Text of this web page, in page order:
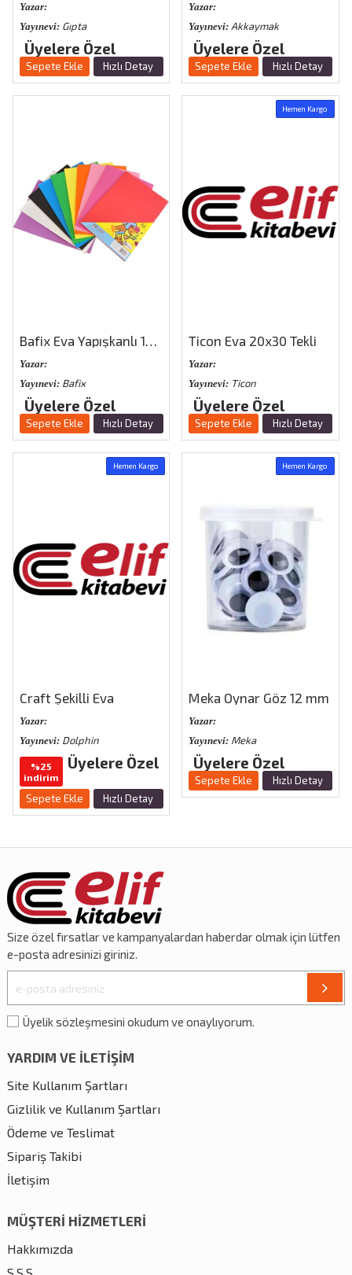
Yazar:
Yayınevi:Gıpta
Üyelere Özel
Sepete Ekle Hızlı Detay
Yazar:
Yayınevi:Akkaymak
Üyelere Özel
Sepete Ekle Hızlı Detay
Bafix Eva Yapışkanlı 10 Renk
Yazar:
Yayınevi:Bafix
Üyelere Özel
Sepete Ekle Hızlı Detay
Hemen Kargo
Ticon Eva 20x30 Tekli
Yazar:
Yayınevi:Ticon
Üyelere Özel
Sepete Ekle Hızlı Detay
Hemen Kargo
Craft Şekilli Eva
Yazar:
Yayınevi:Dolphin
%25
indirim
Üyelere Özel
Sepete Ekle Hızlı Detay
Hemen Kargo
Meka Oynar Göz 12 mm
Yazar:
Yayınevi:Meka
Üyelere Özel
Sepete Ekle Hızlı Detay
Size özelfırsatlarve kampanyalardan haberdar olmak için lütfen
e-posta adresinizi giriniz.
Üyelik sözleşmesini okudum ve onaylıyorum.
YARDIM VE İLETİŞİM
Site Kullanım Şartları
Gizlilik ve Kullanım Şartları
Ödeme ve Teslimat
Sipariş Takibi
İletişim
MÜŞTERİ HİZMETLERİ
Hakkımızda